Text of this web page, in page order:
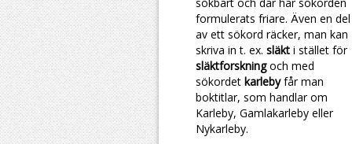
formulerats friare. Även en del
av ett sökord räcker, man kan
skriva in t. ex. släkt i stället för
släktforskningoch med
sökordet karlebyfår man
boktitlar, som handlar om
Karleby, Gamlakarleby eller
Nykarleby.